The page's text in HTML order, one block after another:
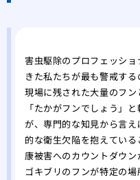
害虫駆除のプロフェッシ
きた私たちが最も警戒す
現場に残された大量のフ
「たかがフンでしょう」
が、専門的な知見から言
的な衛生欠陥を抱えてい
康被害へのカウントダウン
ゴキブリのフンが特定の